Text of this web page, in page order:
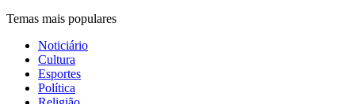
Temas mais populares
Noticiário
Cultura
Esportes
Política